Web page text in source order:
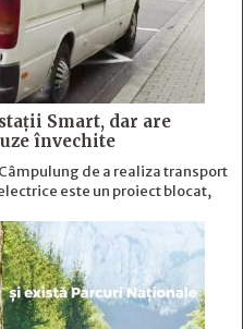
Smart, dar are
învechite
de a realiza transport
este un proiect blocat,